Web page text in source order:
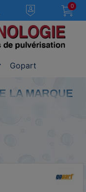
0
Gopart
LA MARQUE